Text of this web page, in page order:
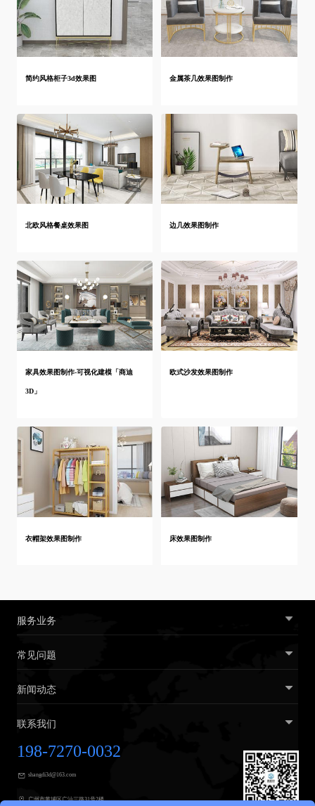
简约风格柜子3d效果图 金属茶几效果图制作
北欧风格餐桌效果图 边几效果图制作
家具效果图制作-可视化建模「商迪
3D」
欧式沙发效果图制作
衣帽架效果图制作 床效果图制作
服务业务
常见问题
新闻动态
联系我们
198-7270-0032
shangdi3d@163.com
广州市黄埔区广汕三路31号2楼